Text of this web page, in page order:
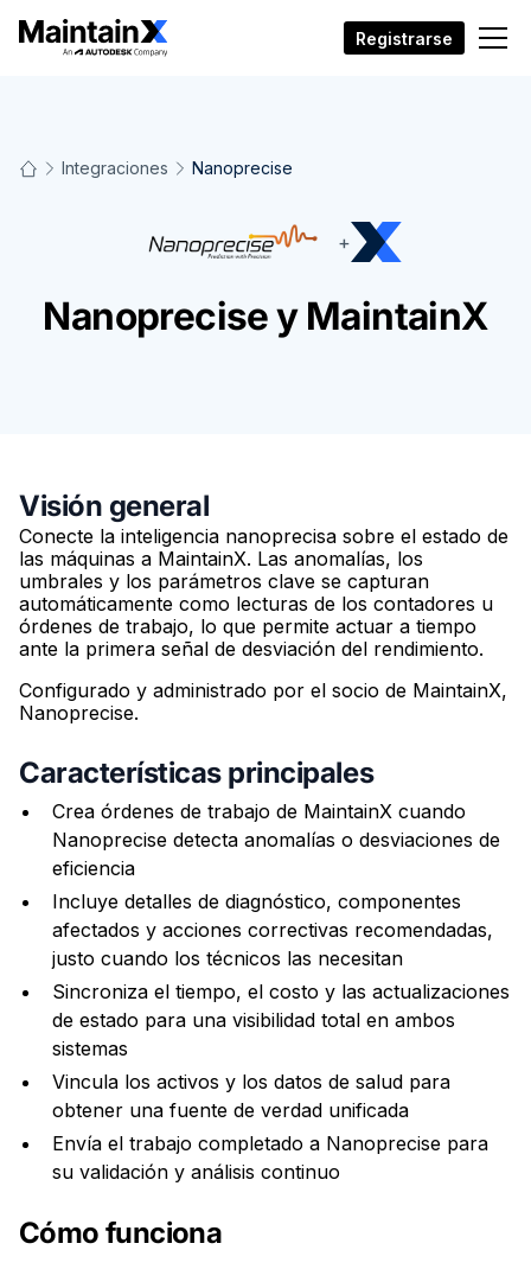
Registrarse
Integraciones Nanoprecise
+
Nanoprecise y MaintainX
Visión general
Conecte la inteligencia nanoprecisa sobre el estado de
las máquinas a MaintainX. Las anomalías, los
umbrales y los parámetros clave se capturan
automáticamente como lecturas de los contadores u
órdenes de trabajo, lo que permite actuar a tiempo
ante la primera señal de desviación del rendimiento.
Configurado y administrado por el socio de MaintainX,
Nanoprecise.
Características principales
Crea órdenes de trabajo de MaintainX cuando
Nanoprecise detecta anomalías o desviaciones de
eficiencia
Incluye detalles de diagnóstico, componentes
afectados y acciones correctivas recomendadas,
justo cuando los técnicos las necesitan
Sincroniza el tiempo, el costo y las actualizaciones
de estado para una visibilidad total en ambos
sistemas
Vincula los activos y los datos de salud para
obtener una fuente de verdad unificada
Envía el trabajo completado a Nanoprecise para
su validación y análisis continuo
Cómo funciona